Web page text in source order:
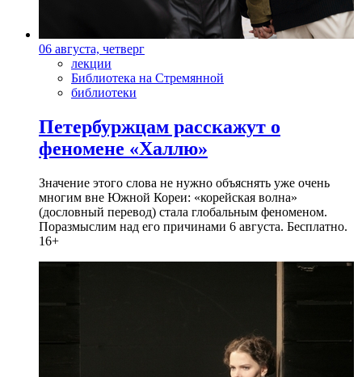
06 августа, четверг
лекции
Библиотека на Стремянной
библиотеки
Петербуржцам расскажут о
феномене «Халлю»
Значение этого слова не нужно объяснять уже очень
многим вне Южной Кореи: «корейская волна»
(дословный перевод) стала глобальным феноменом.
Поразмыслим над его причинами 6 августа. Бесплатно.
16+